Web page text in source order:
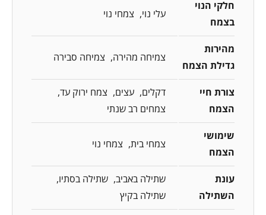
חלקי הנוי
בצמח
עלי נוי צמחי נוי
מהירות
גדילת הצמח
צמיחה מהירה צמיחה סבירה
צורת חיי
הצמח
דקלים עצים
צמח ירוק עד
צמחים רב שנתי
שימושי
הצמח
צמחי בית צמחי נוי
עונת
השתילה
שתילה באביב שתילה בסתיו
שתילה בקיץ